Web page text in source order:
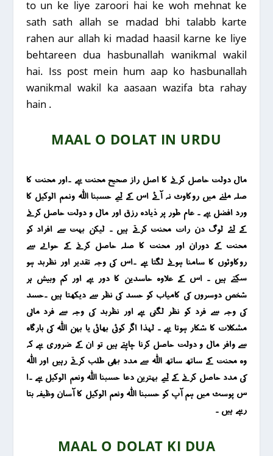
to un ke liye zaroori hai ke woh mehnat ke
sath sath allah se madad bhi talabb karte
rahen aur allah ki madad haasil karne ke liye
behtareen dua hasbunallah wanikmal wakil
hai. Iss post mein hum aap ko hasbunallah
wanikmal wakil ka aasaan wazifa bta rahay
hain .
MAAL O DOLAT IN URDU
مال دولت حاصل کرنے کا اصل راز صحیح محنت ہے ۔اور محنت کا
صلہ ملنے میں روکاوٹ نہ آئے اس کے لیے حسبنا اللہ ونمم الوکیل کا
ورد افضل ہے ۔ عام طور پر ذیادہ رزق اور مال و دولت حاصل کرنے
کے لئے لوگ دن رات محنت کرتے ہیں ۔ لیکن بہت سے افراد کو
محنت کے دوران اور محنت کا صلہ حاصل کرنے کے حوالے سے
روکاوٹوں کا سامنا ہونے لگتا ہے ۔اس کی وجہ تقدیر اور نظربد ہو
سکتے ہیں ۔ اس کے علاوہ حاسدین کا دور ہے اور کم وبیش ہر
شخص دوسروں کی کامیاب کو حسد کی نظر سے دیکھتا ہیں ۔حسد
کی وجہ سے فرد کو نظر لگتی ہے اور نظربد کی وجہ سے فرد مالی
مشکلات کا شکار ہوتا ہے ۔ لہذا اگر کوئی بھائی یا بہن اللہ کی بارگاہ
سے وافر مال و دولت حاصل کرنا چاہتے ہیں تو ان کے ضروری ہے کہ
وہ محنت کے ساتھ ساتھ اللہ سے مدد بھی طلب کرتے رہیں اور اللہ
کی مدد حاصل کرنے کے لیے بہترین دعا حسبنا اللہ ونعم الوکیل ہے ۔ا
س پوسٹ میں ہم آپ کو حسبنا اللہ ونعم الوکیل کا آسان وظیفہ بتا
رہے ہیں ۔
MAAL O DOLAT KI DUA